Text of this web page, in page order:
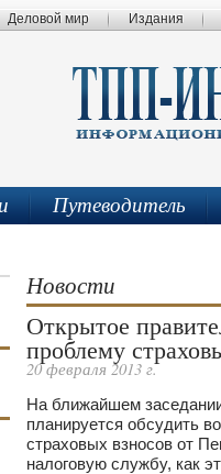
Деловой мир Издания
Путеводитель
Новости
Открытое
проблему
20 февраля 2013 г.
На ближайшем
планируется обсудить
страховых взносов от
налоговую службу, как